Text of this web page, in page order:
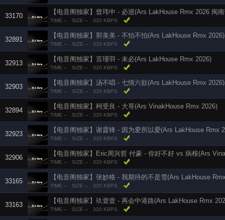
33170
【电音阁独家】曾玮中 - 必巡(Ars LakHouse Rmx 2026 闽
TIME -- SIZE -- 320 KBPS
32891
【电音阁独家】郭美美 - 不怕不怕(Ars LakHouse Rmx 2026)
TIME -- SIZE -- 320 KBPS
32913
【电音阁独家】言瑾羽 - 未必(Ars LakHouse Rmx 2026)
TIME -- SIZE -- 320 KBPS
32903
【电音阁独家】汤不唱 - 七情六欲(Ars LakHouse Rmx 2026)
TIME -- SIZE -- 320 KBPS
32894
【电音阁独家】柯受良 - 大哥(Ars VinakHouse Rmx 2026)
TIME -- SIZE -- 320 KBPS
32923
【电音阁独家】谢霆锋 - 因为爱所以爱(Ars LakHouse Rmx
TIME -- SIZE -- 320 KBPS
32906
【电音阁独家】Eric周兴哲 付豪 - 你好不好 vs 病根(Ars
TIME -- SIZE -- 320 KBPS
33165
【电音阁独家】张妙格 - 我期待的不是雪(Ars LakHouse
TIME -- SIZE -- 320 KBPS
33163
【电音阁独家】玖壹壹 - 再会中港路(Ars LakHouse Rmx
TIME -- SIZE -- 320 KBPS